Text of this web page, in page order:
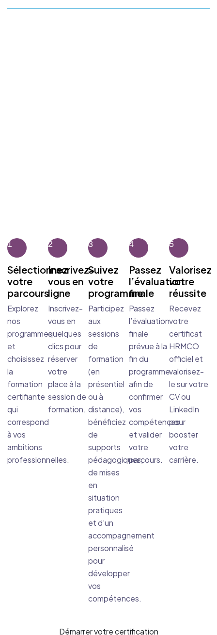
1
Sélectionnez
votre
parcours
Explorez
nos
programmes
et
choisissez
la
formation
certifiante
qui
correspond
à vos
ambitions
professionnelles.
2
Inscrivez-
vous en
ligne
Inscrivez-
vous en
quelques
clics pour
réserver
votre
place à la
session de
formation.
3
Suivez
votre
programme
Participez
aux
sessions
de
formation
(en
présentiel
ou à
distance),
bénéficiez
de
supports
pédagogiques,
de mises
en
situation
pratiques
et d’un
accompagnement
personnalisé
pour
développer
vos
compétences.
4
Passez
l’évaluation
finale
Passez
l’évaluation
finale
prévue à la
fin du
programme
afin de
confirmer
vos
compétences
et valider
votre
parcours.
5
Valorisez
votre
réussite
Recevez
votre
certificat
HRMCO
officiel et
valorisez-
le sur votre
CV ou
LinkedIn
pour
booster
votre
carrière.
Démarrer votre certification